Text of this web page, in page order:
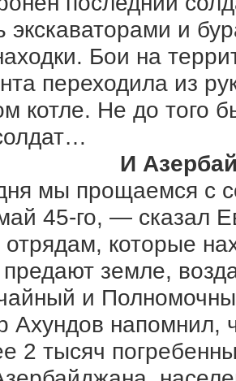
экскаваторами и
Бои на
переходила из
котле. Не до того
И
мы прощаемся с
45-го, — сказал
которые
земле,
и
напомнил,
2 тысяч